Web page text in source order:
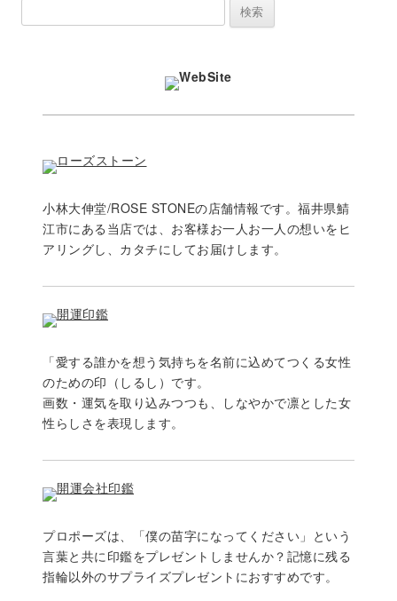
小林大伸堂/ROSE STONEの店舗情報です。福井県鯖
江市にある当店では、お客様お一人お一人の想いをヒ
アリングし、カタチにしてお届けします。
「愛する誰かを想う気持ちを名前に込めてつくる女性
のための印（しるし）です。
画数・運気を取り込みつつも、しなやかで凛とした女
性らしさを表現します。
プロポーズは、「僕の苗字になってください」という
言葉と共に印鑑をプレゼントしませんか？記憶に残る
指輪以外のサプライズプレゼントにおすすめです。